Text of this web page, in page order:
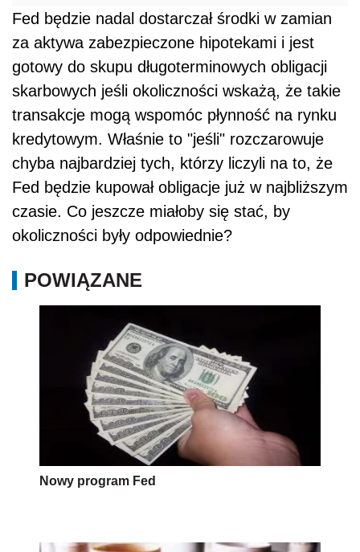
Fed będzie nadal dostarczał środki w zamian
za aktywa zabezpieczone hipotekami i jest
gotowy do skupu długoterminowych obligacji
skarbowych jeśli okoliczności wskażą, że takie
transakcje mogą wspomóc płynność na rynku
kredytowym. Właśnie to "jeśli" rozczarowuje
chyba najbardziej tych, którzy liczyli na to, że
Fed będzie kupował obligacje już w najbliższym
czasie. Co jeszcze miałoby się stać, by
okoliczności były odpowiednie?
POWIĄZANE
Nowy program Fed